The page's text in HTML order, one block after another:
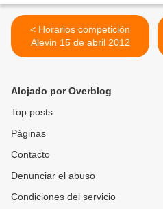
< Horarios competición
Alevin 15 de abril 2012
Alojado por Overblog
Top posts
Páginas
Contacto
Denunciar el abuso
Condiciones del servicio